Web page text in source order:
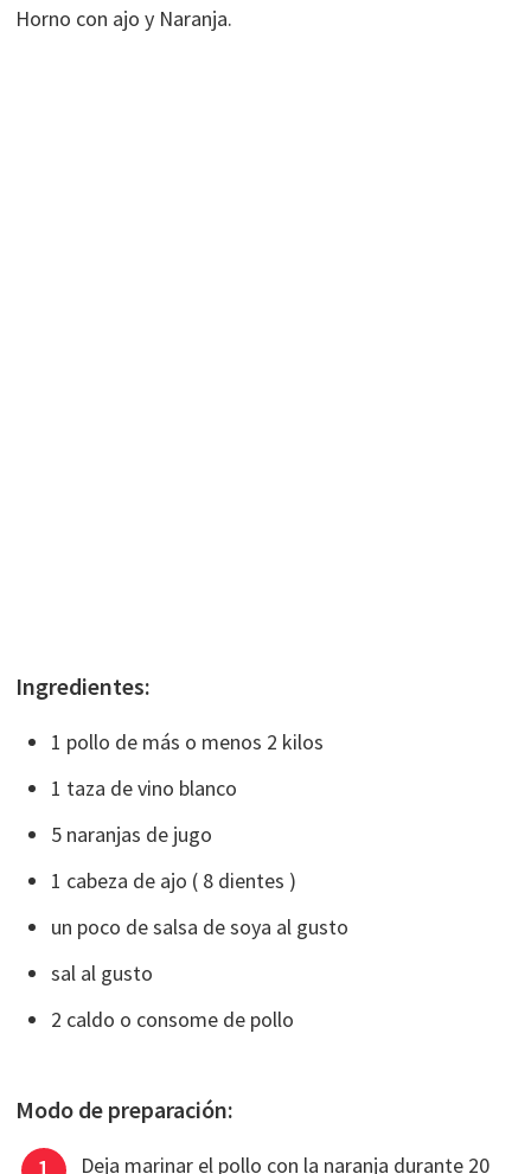
Horno con ajo y Naranja.
Ingredientes:
1 pollo de más o menos 2 kilos
1 taza de vino blanco
5 naranjas de jugo
1 cabeza de ajo ( 8 dientes )
un poco de salsa de soya al gusto
sal al gusto
2 caldo o consome de pollo
Modo de preparación:
Deja marinar el pollo con la naranja durante 20